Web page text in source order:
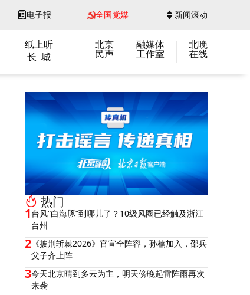
电子报 全国党媒 新闻滚动
纸上听
长 城
北京
民声
融媒体
工作室
北晚
在线
热门
1台风“白海豚”到哪儿了？10级风圈已经触及浙江
台州
2 《披荆斩棘2026》官宣全阵容，孙楠加入，邵兵
父子齐上阵
3今天北京晴到多云为主，明天傍晚起雷阵雨再次
来袭